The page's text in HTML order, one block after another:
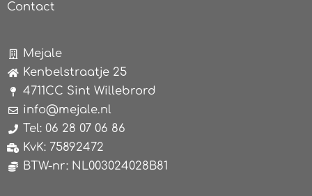
Contact
Mejale
Kenbelstraatje 25
4711CC Sint Willebrord
info@mejale.nl
Tel: 06 28 07 06 86
KvK: 75892472
BTW-nr: NL003024028B81